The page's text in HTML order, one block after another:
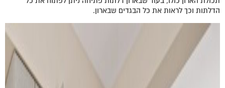
הדלתות וכך לראות את כל הבגדים שבארון.